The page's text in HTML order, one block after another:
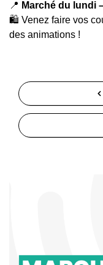
📍 Marché du lundi
🛍️ Venez faire vos
des animations !